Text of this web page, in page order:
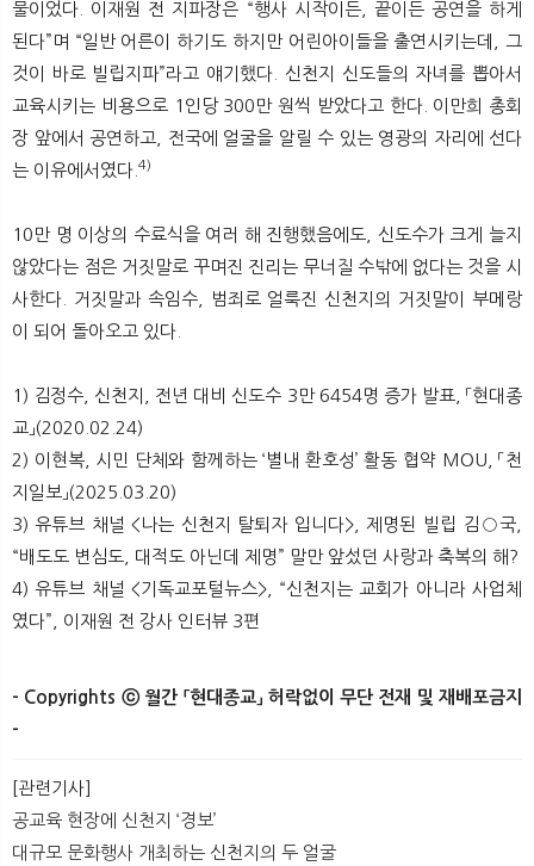
물이었다. 이재원 전 지파장은 “행사 시작이든, 끝이든 공연을 하게
된다”며 “일반 어른이 하기도 하지만 어린아이들을 출연시키는데, 그
것이 바로 빌립지파”라고 얘기했다. 신천지 신도들의 자녀를 뽑아서
교육시키는 비용으로 1인당 300만 원씩 받았다고 한다. 이만희 총회
장 앞에서 공연하고, 전국에 얼굴을 알릴 수 있는 영광의 자리에 선다
는 이유에서였다. 4)
10만 명 이상의 수료식을 여러 해 진행했음에도, 신도수가 크게 늘지
않았다는 점은 거짓말로 꾸며진 진리는 무너질 수밖에 없다는 것을 시
사한다. 거짓말과 속임수, 범죄로 얼룩진 신천지의 거짓말이 부메랑
이 되어 돌아오고 있다.
1) 김정수, 신천지, 전년 대비 신도수 3만 6454명 증가 발표, 「현대종
교」(2020.02.24)
2) 이현복, 시민 단체와 함께하는 ‘별내 환호성’ 활동 협약 MOU, 「천
지일보」(2025.03.20)
3) 유튜브 채널 <나는 신천지 탈퇴자 입니다>, 제명된 빌립 김○국,
“배도도 변심도, 대적도 아닌데 제명” 말만 앞섰던 사랑과 축복의 해?
4) 유튜브 채널 <기독교포털뉴스>, “신천지는 교회가 아니라 사업체
였다”, 이재원 전 강사 인터뷰 3편
- Copyrights ⓒ 월간 「현대종교」 허락없이 무단 전재 및 재배포금지
-
[관련기사]
공교육 현장에 신천지 ‘경보’
대규모 문화행사 개최하는 신천지의 두 얼굴